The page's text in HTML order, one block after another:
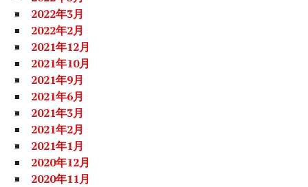
2022年3月
2022年2月
2021年12月
2021年10月
2021年9月
2021年6月
2021年3月
2021年2月
2021年1月
2020年12月
2020年11月